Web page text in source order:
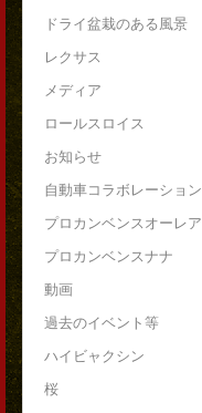
ドライ盆栽のある風景
レクサス
メディア
ロールスロイス
お知らせ
自動車コラボレーション
プロカンベンスオーレア
プロカンベンスナナ
動画
過去のイベント等
ハイビャクシン
桜